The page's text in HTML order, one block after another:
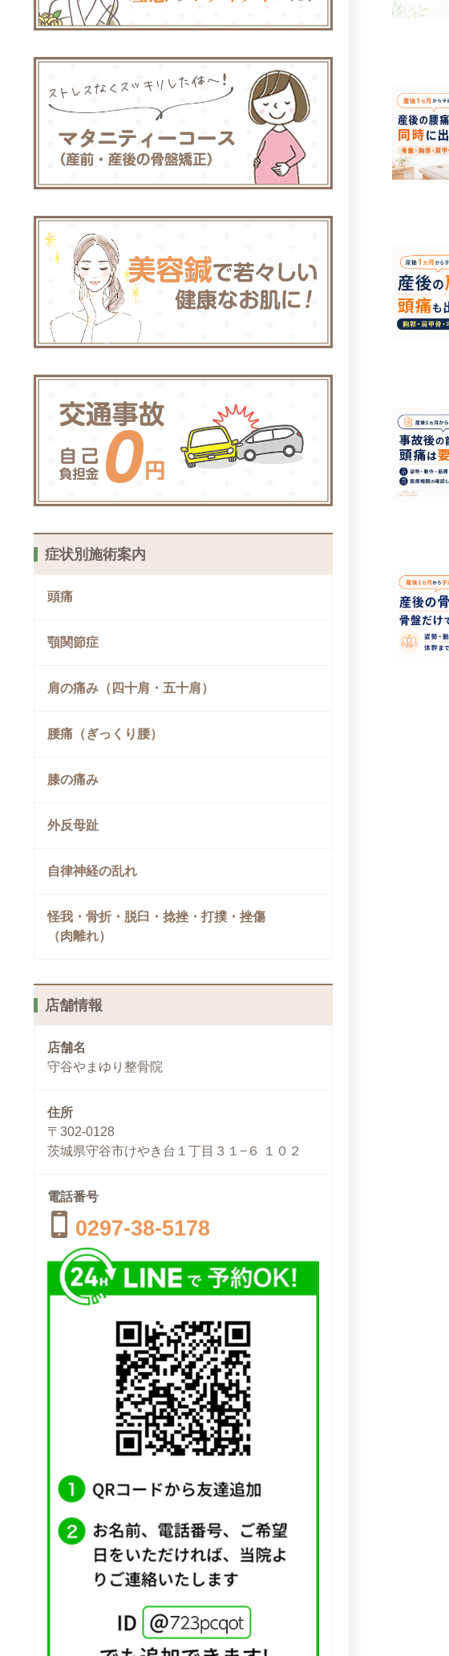
症状別施術案内
頭痛
顎関節症
肩の痛み（四十肩・五十肩）
腰痛（ぎっくり腰）
膝の痛み
外反母趾
自律神経の乱れ
怪我・骨折・脱臼・捻挫・打撲・挫傷
（肉離れ）
店舗情報
店舗名
守谷やまゆり整骨院
住所
〒302-0128
茨城県守谷市けやき台１丁目３１−６ １０２
電話番号
0297-38-5178